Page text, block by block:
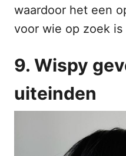
waardoor het een
voor wie op zoek is
9. Wispy
uiteinden